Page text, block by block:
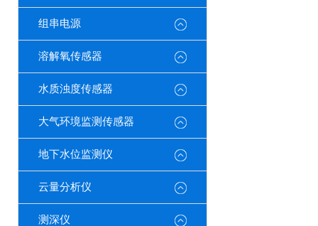
组串电源
溶解氧传感器
水质浊度传感器
大气环境监测传感器
地下水位监测仪
云量分析仪
测深仪